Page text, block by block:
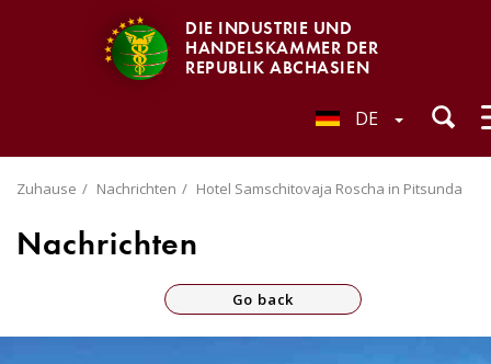
DIE INDUSTRIE UND
HANDELSKAMMER DER
REPUBLIK ABCHASIEN
DE
Zuhause Nachrichten Hotel Samschitovaja Roscha in Pitsunda
Nachrichten
Go back